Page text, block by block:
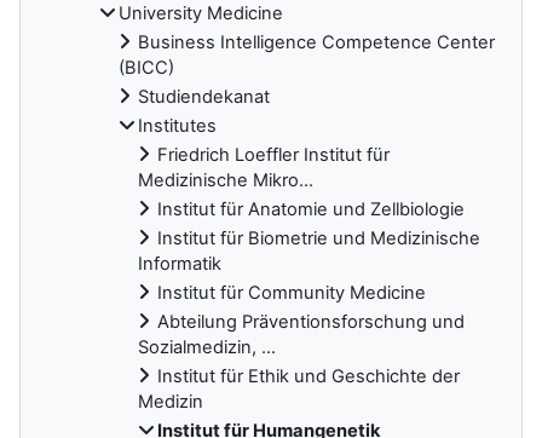
University Medicine
Business Intelligence Competence Center
(BICC)
Studiendekanat
Institutes
Friedrich Loeffler Institut für
Medizinische Mikro...
Institut für Anatomie und Zellbiologie
Institut für Biometrie und Medizinische
Informatik
Institut für Community Medicine
Abteilung Präventionsforschung und
Sozialmedizin, ...
Institut für Ethik und Geschichte der
Medizin
Institut für Humangenetik